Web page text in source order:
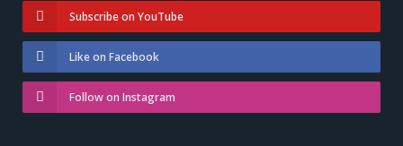
Subscribe on YouTube
Like on Facebook
Follow on Instagram